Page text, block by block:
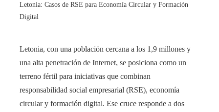
Letonia: Casos de RSE para Economía Circular y Formación
Digital
Letonia, con una población cercana a los 1,9 millones y
una alta penetración de Internet, se posiciona como un
terreno fértil para iniciativas que combinan
responsabilidad social empresarial (RSE), economía
circular y formación digital. Ese cruce responde a dos